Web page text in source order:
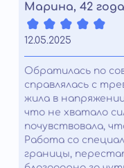
Марина, 42 года
12.05.2025
Обратилась по
справлялась с
жила в
что не хватало
почувствовала,
Работа со
границы,